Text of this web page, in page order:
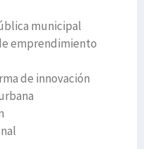
municipal
emprendimiento
de innovación